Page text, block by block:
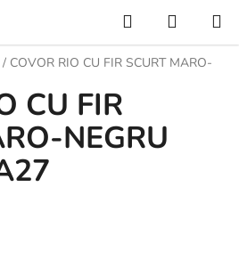
Căutare
DE
/ COVOR RIO CU FIR SCURT MARO-
CU FIR
NEGRU